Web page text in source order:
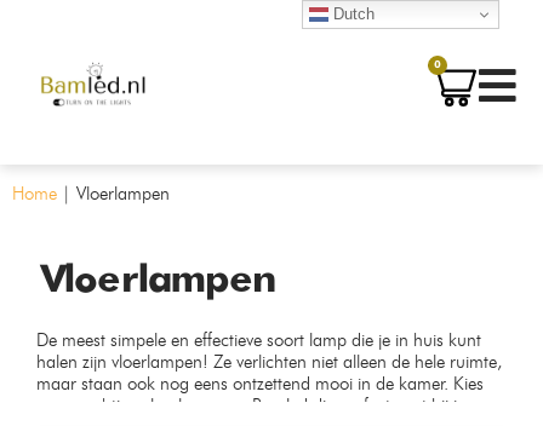
0
Home | Vloerlampen
Vloerlampen
De meest simpele en effectieve soort lamp die je in huis kunt
halen zijn vloerlampen! Ze verlichten niet alleen de hele ruimte,
maar staan ook nog eens ontzettend mooi in de kamer. Kies
een prachtige vloerlamp van Bamled die perfect past bij jouw
Dutch